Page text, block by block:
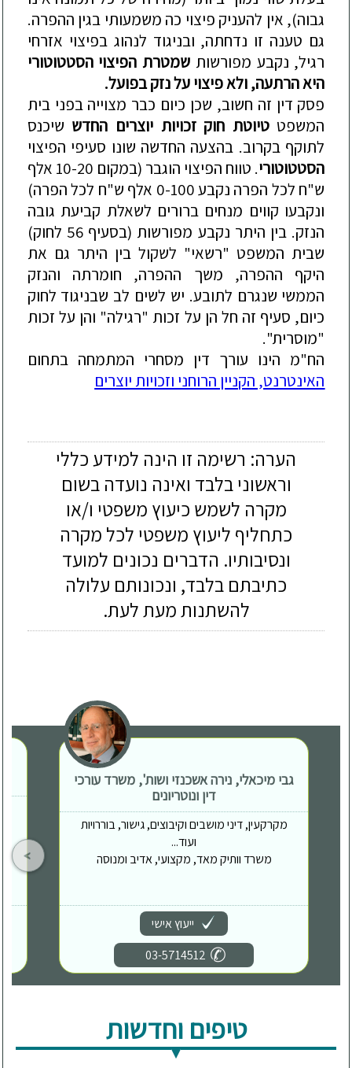
גבוה), אין להעניק פיצוי כה משמעותי בגין ההפרה.
גם טענה זו נדחתה, ובניגוד לנהוג בפיצוי אזרחי
רגיל, נקבע מפורשות שמטרת הפיצוי הסטטוטורי
היא הרתעה, ולא פיצוי על נזק בפועל.
פסק דין זה חשוב, שכן כיום כבר מצוייה בפני בית
המשפטטיוטת חוק זכויות יוצרים החדש שיכנס
לתוקף בקרוב. בהצעה החדשה שונו סעיפי הפיצוי
הסטטוטורי
. טווח הפיצוי הוגבר (במקום 10-20 אלף
ש"ח לכל הפרה נקבע 0-100 אלף ש"ח לכל הפרה)
ונקבעו קווים מנחים ברורים לשאלת קביעת גובה
הנזק. בין היתר נקבע מפורשות (בסעיף 56 לחוק)
שבית המשפט "רשאי" לשקול בין היתר גם את
היקף ההפרה, משך ההפרה, חומרתה והנזק
הממשי שנגרם לתובע. יש לשים לב שבניגוד לחוק
כיום, סעיף זה חל הן על זכות "רגילה" והן על זכות
"מוסרית".
הח"מ הינו עורך דין מסחרי המתמחה בתחום
האינטרנט, הקניין הרוחני וזכויות יוצרים
הערה: רשימה זו הינה למידע כללי
וראשוני בלבד ואינה נועדה בשום
מקרה לשמש כיעוץ משפטי ו/או
כתחליף ליעוץ משפטי לכל מקרה
ונסיבותיו. הדברים נכונים למועד
כתיבתם בלבד, ונכונותם עלולה
להשתנות מעת לעת.
גבי מיכאלי, נירה אשכנזי ושות', משרד עורכי
דין ונוטריונים
מקרקעין, דיני מושבים וקיבוצים, גישור, בוררויות
ועוד...
משרד וותיק מאד, מקצועי, אדיב ומנוסה
ייעוץ אישי
03-5714512
טיפים וחדשות